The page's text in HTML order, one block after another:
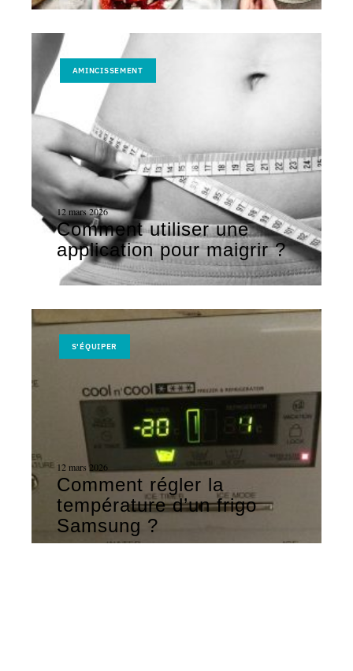
AMINCISSEMENT
12 mars 2026
Comment utiliser une
application pour maigrir ?
S'ÉQUIPER
12 mars 2026
Comment régler la
température d’un frigo
Samsung ?